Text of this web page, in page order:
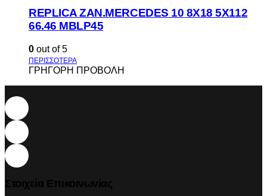
REPLICA ZAN.MERCEDES 10 8X18 5X112
66.46 MBLP45
0 out of 5
ΓΡΗΓΟΡΗ ΠΡΟΒΟΛΗ